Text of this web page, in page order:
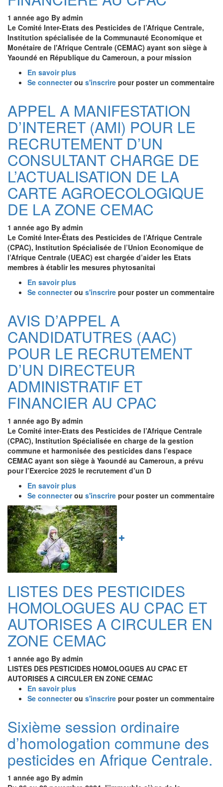
RESSSOURCES
/
GESTION
BUDGETAIRE
A
LA
ADMINISTRATIVE
AU
CPAC
1 année ago By admin
Le Comité Inter-Etats des Pesticides de l’Afrique Centrale,
Institution spécialisée de la Communauté Economique et
Monétaire de l'Afrique Centrale (CEMAC) ayant son siège à
Yaoundé en République du Cameroun, a pour mission
En savoir plus
AVIS
CANDIDATUTRES
(AAC)
POUR
LE
RECRUTEMENT
D’UN
EXPERT
A
LA
DIRECTION
ADMINISTRATIVE
FINANCIERE
AU
CPAC
Se connecterou s'inscrire pour poster un commentaire
APPEL A MANIFESTATION
D’INTERET (AMI) POUR LE
RECRUTEMENT D’UN
CONSULTANT CHARGE DE
L’ACTUALISATION DE LA
CARTE AGROECOLOGIQUE
DE LA ZONE CEMAC
1 année ago By admin
Le Comité Inter-États des Pesticides de l’Afrique Centrale
(CPAC), Institution Spécialisée de l’Union Economique de
l’Afrique Centrale (UEAC) est chargée d’aider les Etats
membres à établir les mesures phytosanitai
En savoir plus
APPEL
D’INTERET
(AMI)
POUR
LE
RECRUTEMENT
D’UN
CONSULTANT
CHARGE
DE
L’ACTUALISATION
DE
LA
CARTE
AGROECOLOGIQUE
DE
LA
CEMAC
Se connecterou s'inscrire pour poster un commentaire
AVIS D’APPEL A
CANDIDATUTRES (AAC)
POUR LE RECRUTEMENT
D’UN DIRECTEUR
ADMINISTRATIF ET
FINANCIER AU CPAC
1 année ago By admin
Le Comité inter-Etats des Pesticides de l’Afrique Centrale
(CPAC), Institution Spécialisée en charge de la gestion
commune et harmonisée des pesticides dans l’espace
CEMAC ayant son siège à Yaoundé au Cameroun, a prévu
pour l’Exercice 2025 le recrutement d’un D
En savoir plus
AVIS
D’APPEL
A
CANDIDATUTRES
(AAC)
POUR
LE
RECRUTEMENT
D’UN
DIRECTEUR
ADMINISTRATIF
ET
FINANCIER
AU
CPAC
Se connecterou s'inscrire pour poster un commentaire
Image
LISTES DES PESTICIDES
HOMOLOGUES AU CPAC ET
AUTORISES A CIRCULER EN
ZONE CEMAC
1 année ago By admin
LISTES DES PESTICIDES HOMOLOGUES AU CPAC ET
AUTORISES A CIRCULER EN ZONE CEMAC
En savoir plus
LISTES
HOMOLOGUES
CPAC
ET
AUTORISES
A
Se connecterou s'inscrire pour poster un commentaire
Sixième session ordinaire
d’homologation commune des
pesticides en Afrique Centrale.
1 année ago By admin